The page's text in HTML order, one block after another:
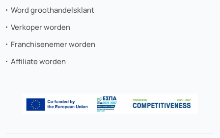
Word groothandelsklant
Verkoper worden
Franchisenemer worden
Affiliate worden